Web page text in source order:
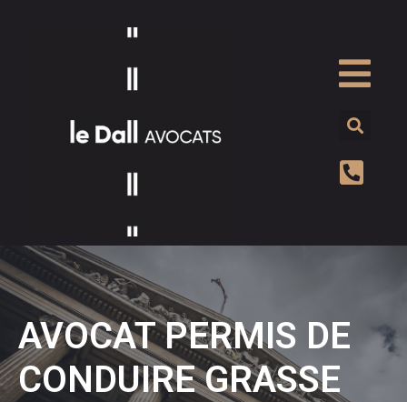
AVOCAT PERMIS DE
CONDUIRE GRASSE